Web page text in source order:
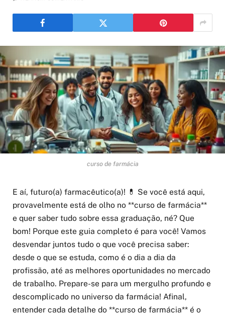
curso de farmácia
E aí, futuro(a) farmacêutico(a)! 💊 Se você está aqui,
provavelmente está de olho no **curso de farmácia**
e quer saber tudo sobre essa graduação, né? Que
bom! Porque este guia completo é para você! Vamos
desvendar juntos tudo o que você precisa saber:
desde o que se estuda, como é o dia a dia da
profissão, até as melhores oportunidades no mercado
de trabalho. Prepare-se para um mergulho profundo e
descomplicado no universo da farmácia! Afinal,
entender cada detalhe do **curso de farmácia** é o